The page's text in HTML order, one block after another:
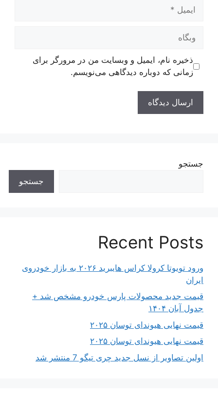
ایمیل
وبگاه
ذخیره نام، ایمیل و وبسایت من در مرورگر برای
زمانی که دوباره دیدگاهی می‌نویسم.
جستجو
جستجو
Recent Posts
ورود تویوتا کرولا کراس هایبرید ۲۰۲۶ به بازار خودروی
ایران
قیمت جدید محصولات پارس خودرو مشخص شد +
جدول آبان ۱۴۰۴
قیمت نهایی هیوندای توسان ۲۰۲۵
قیمت نهایی هیوندای توسان ۲۰۲۵
اولین تصاویر از نسل جدید چری تیگو 7 منتشر شد